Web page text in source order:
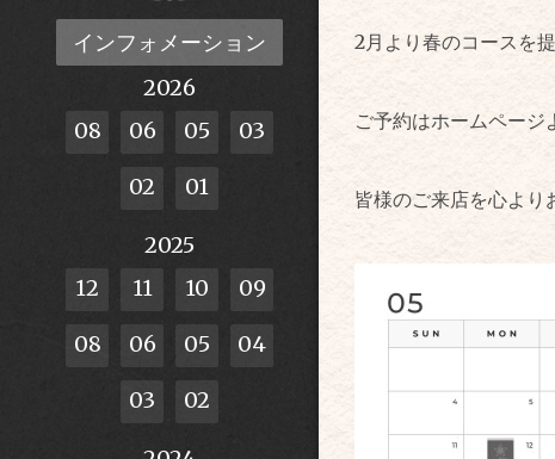
2月より春のコースを
ご予約はホームページ
皆様のご来店を心より
インフォメーション
2026
08
06 05 03
02 01
2025
12
11 10 09
08 06 05 04
03 02